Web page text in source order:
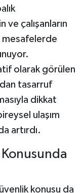
çalışanların
mesafelerde
olarak görülen
tasarruf
dikkat
ulaşım
artırdı.
konusu da